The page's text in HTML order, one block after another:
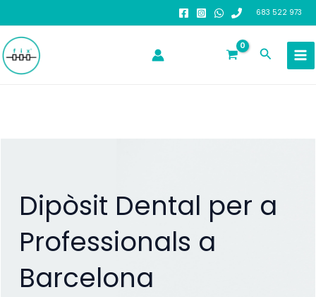
al
contenido
683 522 973
Buscar
Dipòsit Dental per a
Professionals a
Barcelona